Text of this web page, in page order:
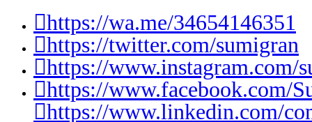
https://wa.me/34654146351
https://twitter.com/sumigran
https://www.instagram.com/
https://www.facebook.com/
https://www.linkedin.com/